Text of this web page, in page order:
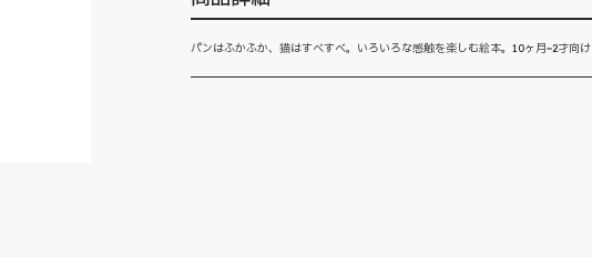
パンはふかふか、猫はすべすべ。いろいろな感触を楽しむ絵本。10ヶ月~2才向け